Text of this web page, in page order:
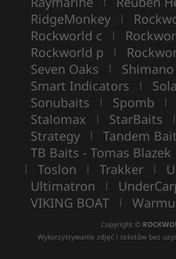
RidgeMonkey |
Rockworld c |
Rockworld p |
Seven Oaks | Shimano
Smart Indicators |
Sonubaits | Spomb |
Stalomax | StarBaits |
Strategy | Tandem
TB Baits - Tomas Blazek
| Toslon | Trakker |
Ultimatron |
VIKING BOAT |
Copyright ©
Wykorzystywanie zdjęć i tekstów bez